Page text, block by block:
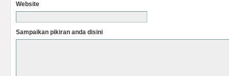
Website
Sampaikan pikiran anda disini